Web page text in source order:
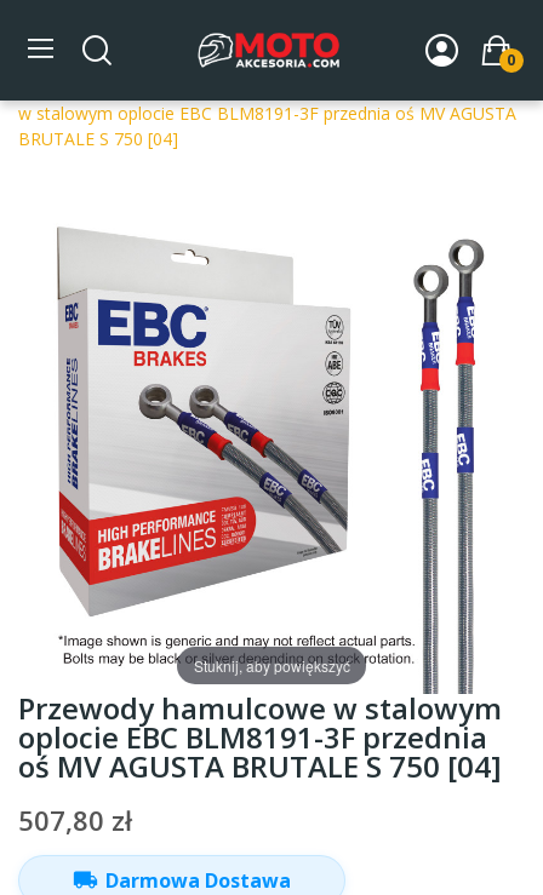
0
Strona główna DLA MOTOCYKLA
Układ hamulcowy
w stalowym oplocie EBC BLM8191-3F przednia oś MV AGUSTA
BRUTALE S 750 [04]
Stuknij, aby powiększyć
Przewody hamulcowe w stalowym
oplocie EBC BLM8191-3F przednia
oś MV AGUSTA BRUTALE S 750 [04]
507,80 zł
local_shipping Darmowa Dostawa